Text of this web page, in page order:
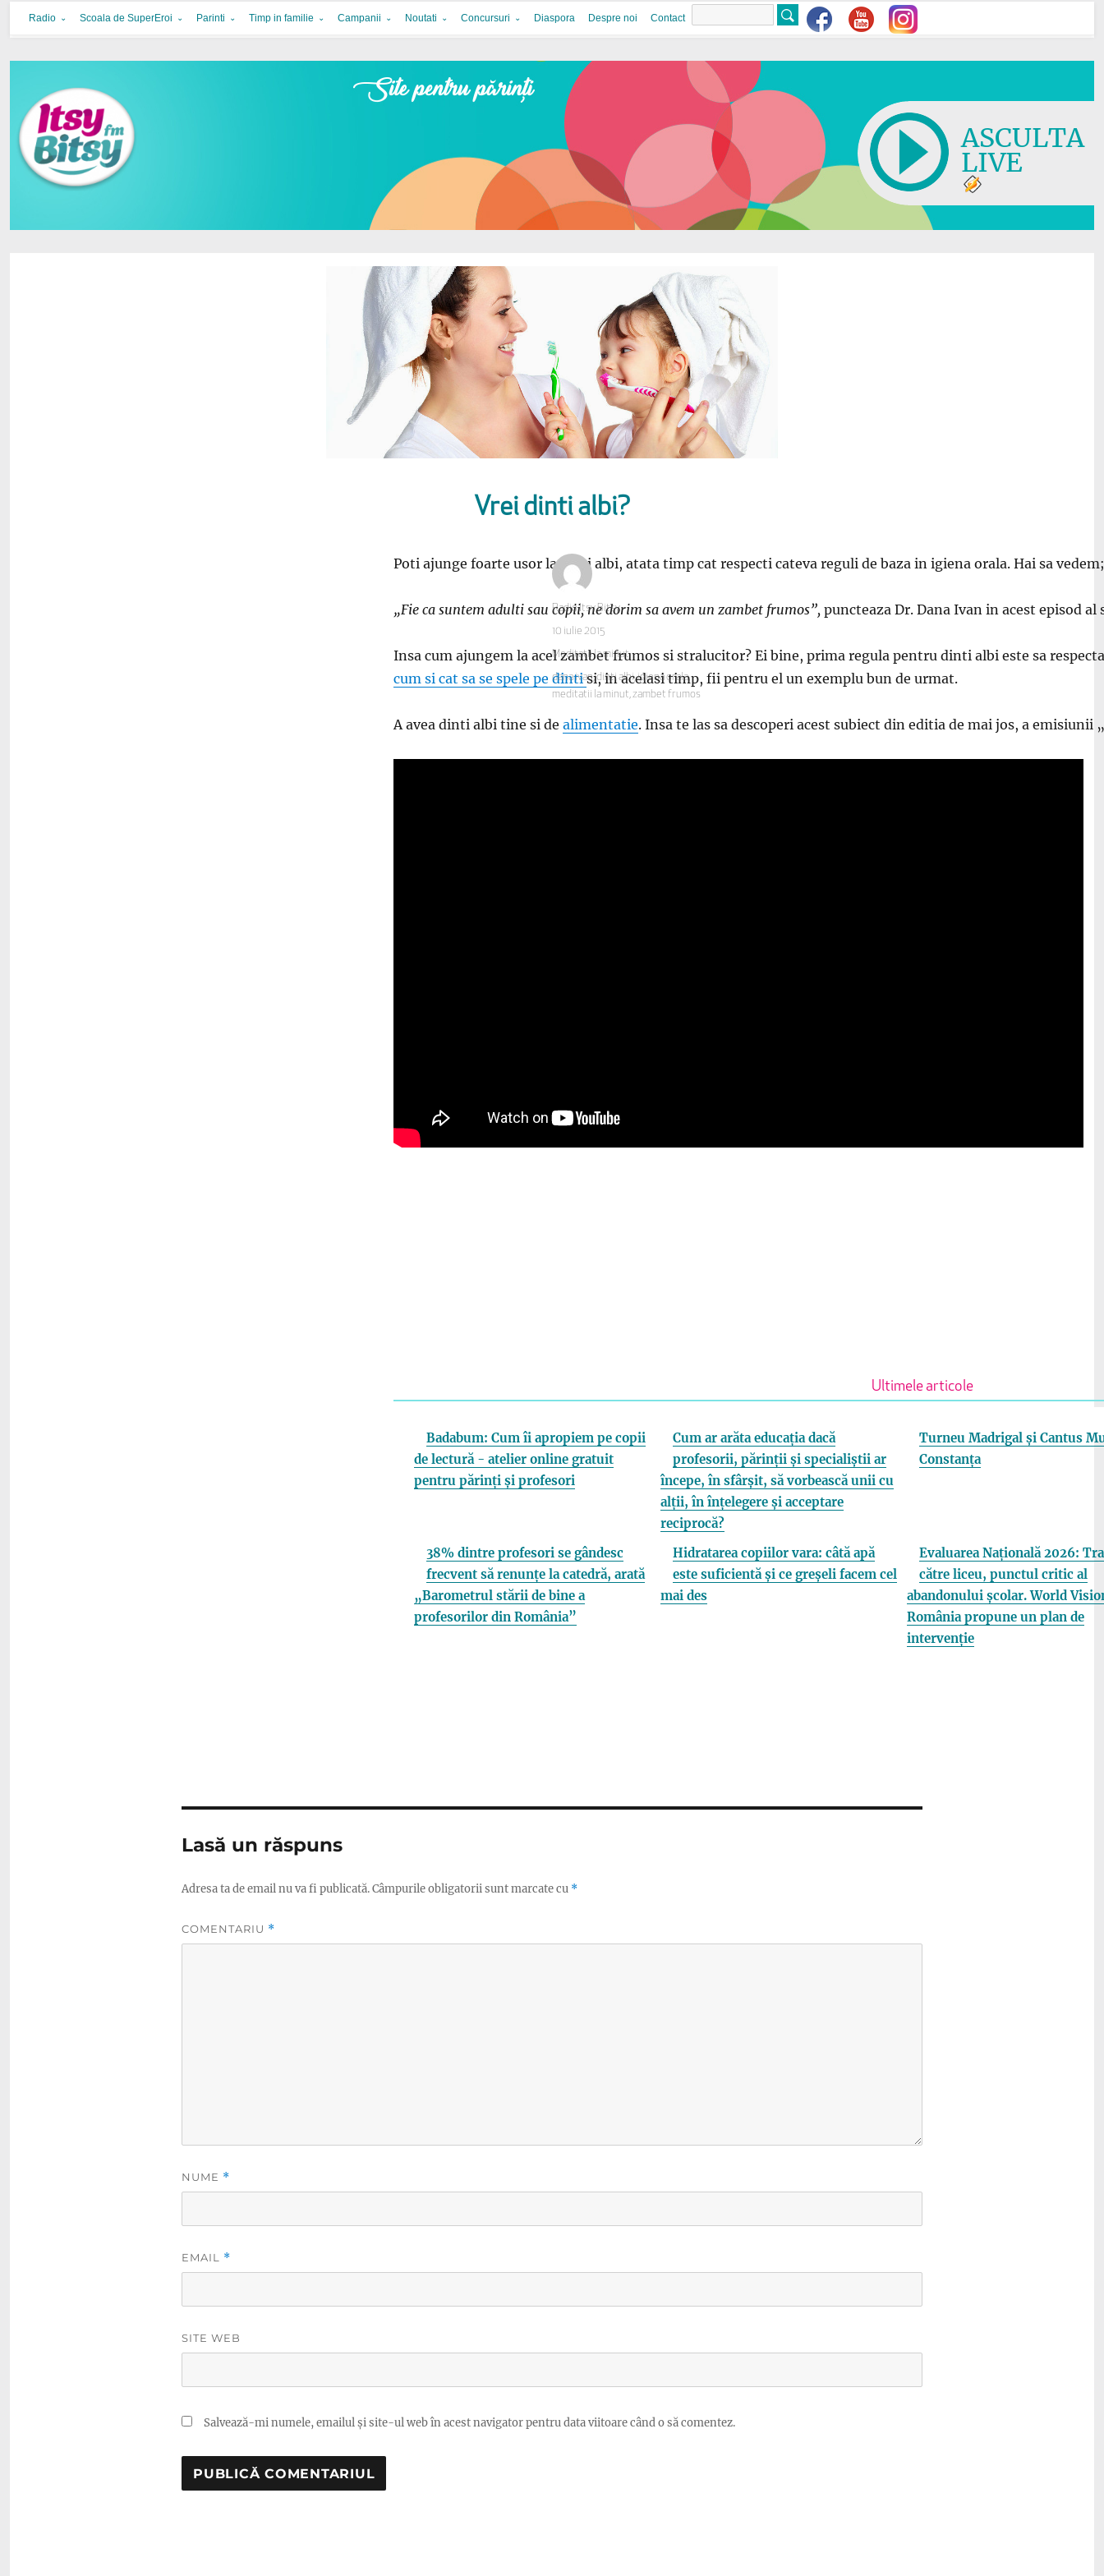
Itsy Bitsy
bucurie in familie
Radio Scoala de SuperEroi Parinti Timp in familie Campanii Noutati Concursuri Diaspora Despre noi Contact
ASCULTA
LIVE
Vrei dinti albi?
Poti ajunge foarte usor la dinti albi, atata timp cat respecti cateva reguli de baza in igiena orala. Hai sa
„Fie ca suntem adulti sau copii, ne dorim sa avem un zambet frumos”, puncteaza Dr. Dana Ivan in acest episod
Insa cum ajungem la acel zambet frumos si stralucitor? Ei bine, prima regula pentru dinti albi este sa
cum si cat sa se spele pe dintisi, in acelasi timp, fii pentru el un exemplu bun de urmat.
A avea dinti albi tine si de alimentatie. Insa te las sa descoperi acest subiect din editia de mai jos, a
Ultimele articole
Badabum: Cum îi apropiem pe copii
de lectură - atelier online gratuit
pentru părinți și profesori
Cum ar arăta educația dacă
profesorii, părinții și specialiștii ar
începe, în sfârșit, să vorbească unii cu
alții, în înțelegere și acceptare
reciprocă?
Turneu Madrigal și Cantus
Constanța
38% dintre profesori se gândesc
frecvent să renunțe la catedră, arată
„Barometrul stării de bine a
profesorilor din România”
Hidratarea copiilor vara: câtă apă
este suficientă și ce greșeli facem cel
mai des
Evaluarea Națională 2026:
către liceu, punctul critic al
abandonului școlar. World
România propune un plan de
intervenție
Autor
Radio Itsy Bitsy
Publicat
pe
10 iulie 2015
Categorii
Meditatii la minut
Etichete
dana ivan,dinti albi,igiena orala,
meditatii la minut,zambet frumos
Lasă un răspuns
Adresa ta de email nu va fi publicată.Câmpurile obligatorii sunt marcate cu *
COMENTARIU *
NUME *
EMAIL *
SITE WEB
Salvează-mi numele, emailul și site-ul web în acest navigator pentru data viitoare când o să comentez.